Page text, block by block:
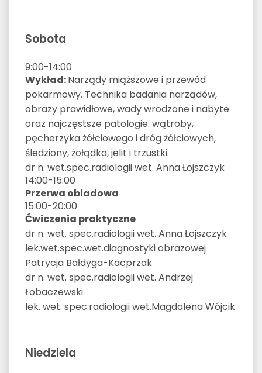
Sobota
9:00-14:00
Wykład:Narządy miąższowe i przewód
pokarmowy. Technika badania narządów,
obrazy prawidłowe, wady wrodzone i nabyte
oraz najczęstsze patologie: wątroby,
pęcherzyka żółciowego i dróg żółciowych,
śledziony, żołądka, jelit i trzustki.
dr n. wet.spec.radiologii wet. Anna Łojszczyk
14:00-15:00
Przerwa obiadowa
15:00-20:00
Ćwiczenia praktyczne
dr n. wet. spec.radiologii wet. Anna Łojszczyk
lek.wet.spec.wet.diagnostyki obrazowej
Patrycja Bałdyga-Kacprzak
dr n. wet. spec.radiologii wet. Andrzej
Łobaczewski
lek. wet. spec.radiologii wet.Magdalena Wójcik
Niedziela